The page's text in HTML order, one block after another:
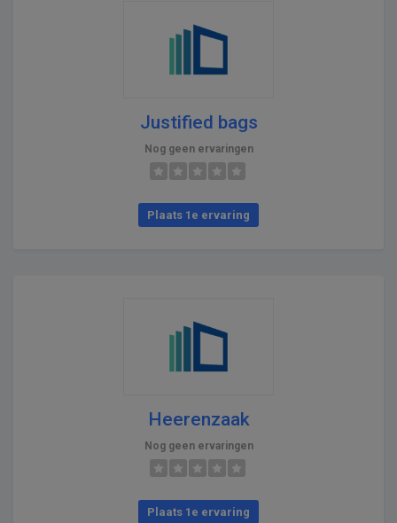
Justified bags
Nog geen ervaringen
Plaats 1e ervaring
Heerenzaak
Nog geen ervaringen
Plaats 1e ervaring